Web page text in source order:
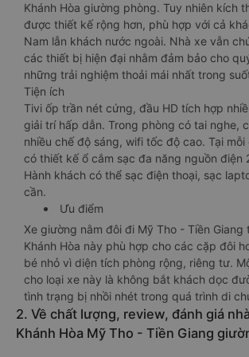
Khánh Hòa giường phòng. Tuy nhiên kích
được thiết kế rộng hơn, phù hợp với cả
Nam lẫn khách nước ngoài. Nhà xe vẫn
các thiết bị hiện đại nhằm đảm bảo cho
những trải nghiệm thoải mái nhất trong
Tiện ích
Tivi ốp trần nét cứng, đầu HD tích hợp
giải trí hấp dẫn. Trong phòng có tai nghe,
nhiều chế độ sáng, wifi tốc độ cao. Tại
có thiết kế ổ cắm sạc đa năng nguồn điện
Hành khách có thể sạc điện thoại, sạc
cần.
Ưu điểm
Xe giường nằm đôi đi Mỹ Tho - Tiền Giang
Khánh Hòa này phù hợp cho các cặp đôi
bé nhỏ vì diện tích phòng rộng, riêng tư.
cho loại xe này là không bắt khách dọc
tình trạng bị nhồi nhét trong quá trình di
2. Về chất lượng, review, đánh giá
Khánh Hòa Mỹ Tho - Tiền Giang